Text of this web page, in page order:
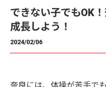
できない子でもOK
成長しよう！
2024/02/06